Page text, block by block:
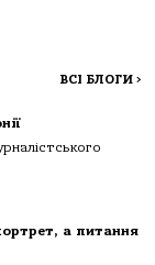
ВСІ БЛОГИ >
а питання